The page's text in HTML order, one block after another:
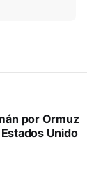
por Ormuz
Unido